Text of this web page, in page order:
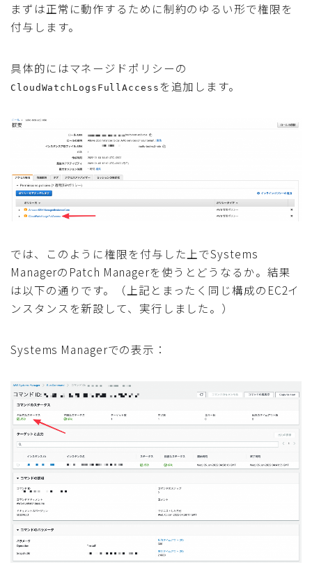
まずは正常に動作するために制約のゆるい形で権限を
付与します。
具体的にはマネージドポリシーの
CloudWatchLogsFullAccess を追加します。
では、このように権限を付与した上でSystems
ManagerのPatch Managerを使うとどうなるか。結果
は以下の通りです。（上記とまったく同じ構成のEC2イ
ンスタンスを新設して、実行しました。）
Systems Managerでの表示：